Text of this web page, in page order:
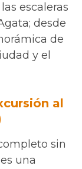
escaleras
desde
de
y el
al
sin
es una